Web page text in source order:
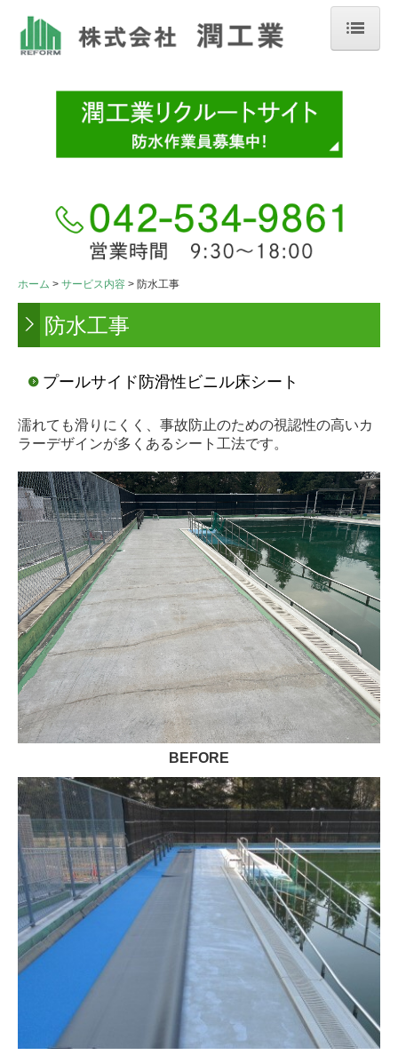
外壁・シーリング工事
その他工事
一般木造住宅
施工事例
立川近郊
東京都
埼玉県
千葉県
その他の地域
一般住宅
協力会社募集
よくある質問
工事の流れ
ホーム サービス内容 防水工事
防水工事
プールサイド防滑性ビニル床シート
濡れても滑りにくく、事故防止のための視認性の高いカ
ラーデザインが多くあるシート工法です。
BEFORE